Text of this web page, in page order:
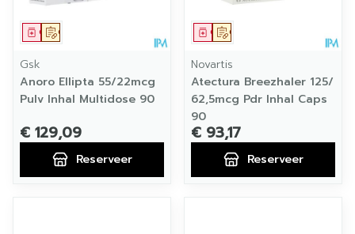
Op voorschrift
Geneesmiddel
Gsk
Anoro Ellipta 55/22mcg
Pulv Inhal Multidose 90
€ 129,09
Reserveer
Op voorschrift
Geneesmiddel
Novartis
Atectura Breezhaler 125/
62,5mcg Pdr Inhal Caps
90
€ 93,17
Reserveer